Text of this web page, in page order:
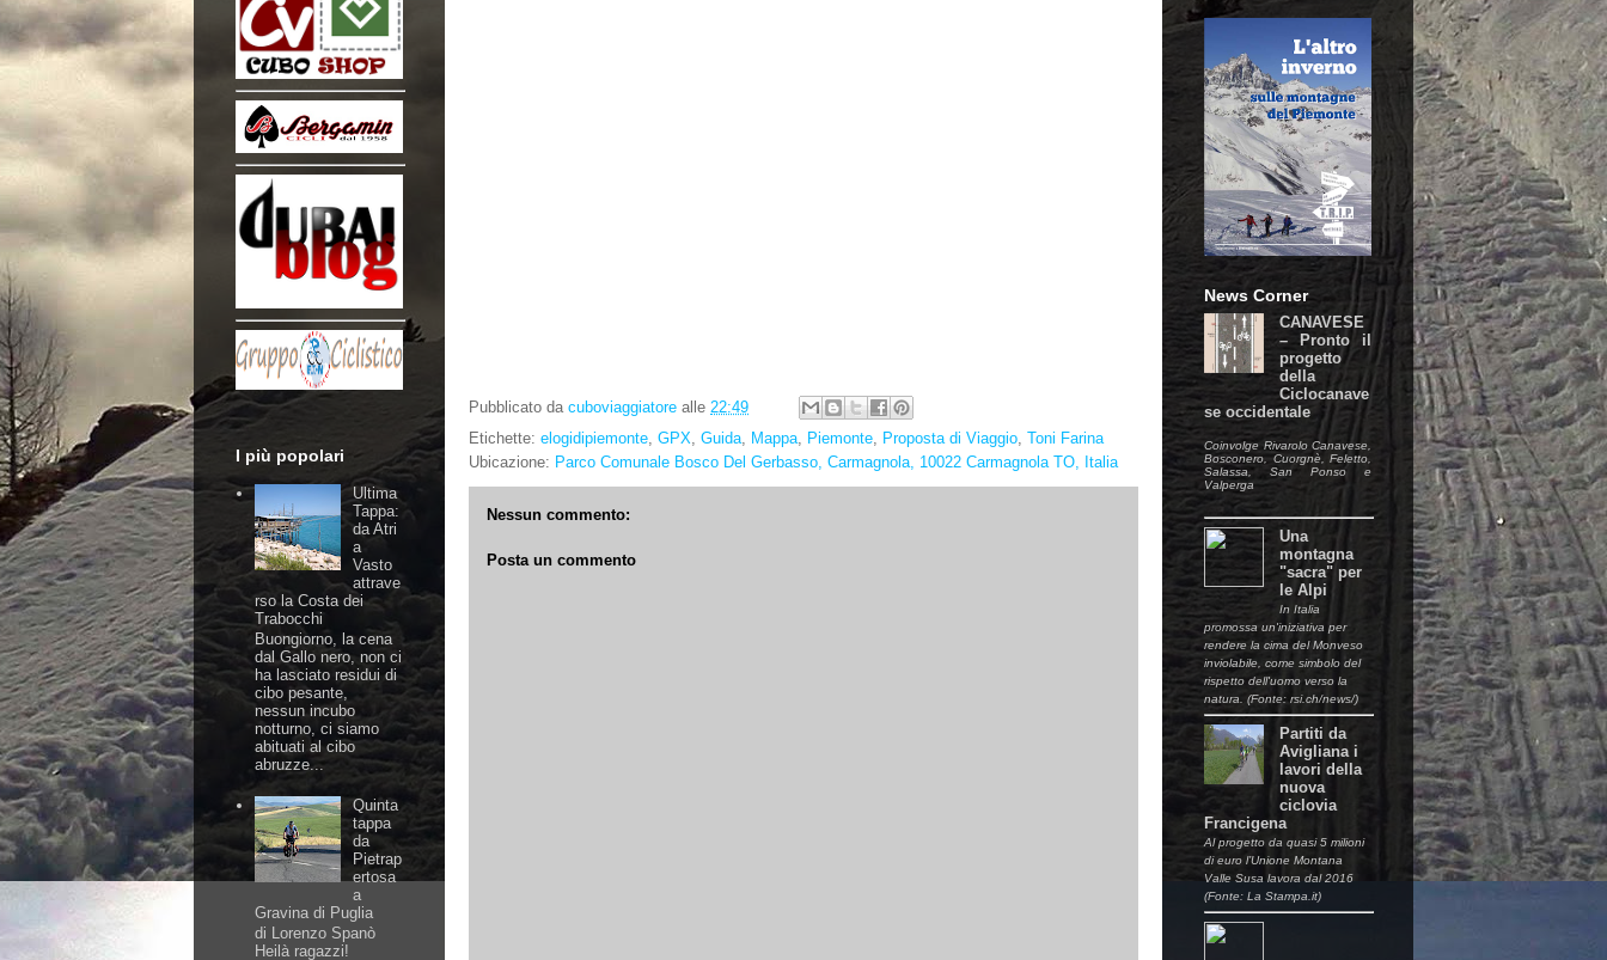
Pubblicato da cuboviaggiatore alle 22:49
Etichette: elogidipiemonte, GPX, Guida, Mappa, Piemonte, Proposta di Viaggio, Toni Farina
Ubicazione: Parco Comunale Bosco Del Gerbasso, Carmagnola, 10022 Carmagnola TO, Italia
Nessun commento:
Posta un commento
I più popolari
Ultima
Tappa:
da Atri
a
Vasto
attrave
rso la Costa dei
Trabocchi
Buongiorno, la cena
dal Gallo nero, non ci
ha lasciato residui di
cibo pesante,
nessun incubo
notturno, ci siamo
abituati al cibo
abruzze...
Quinta
tappa
da
Pietrap
ertosa
a
Gravina di Puglia
di Lorenzo Spanò
Heilà ragazzi!
News Corner
CANAVESE
– Pronto il
progetto
della
Ciclocanave
se occidentale
Coinvolge Rivarolo Canavese,
Bosconero, Cuorgnè, Feletto,
Salassa, San Ponso e
Valperga
Una
montagna
"sacra" per
le Alpi
In Italia
promossa un'iniziativa per
rendere la cima del Monveso
inviolabile, come simbolo del
rispetto dell'uomo verso la
natura. (Fonte: rsi.ch/news/)
Partiti da
Avigliana i
lavori della
nuova
ciclovia
Francigena
Al progetto da quasi 5 milioni
di euro l’Unione Montana
Valle Susa lavora dal 2016
(Fonte: La Stampa.it)